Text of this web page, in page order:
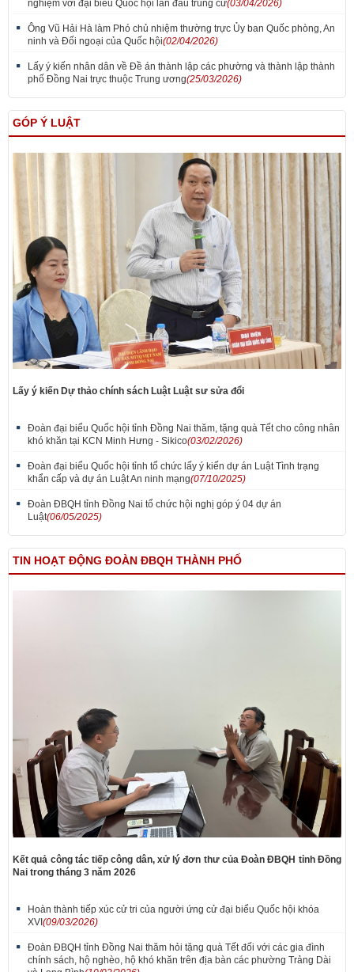
nghiệm với đại biểu Quốc hội lần đầu trúng cử(03/04/2026)
Ông Vũ Hải Hà làm Phó chủ nhiệm thường trực Ủy ban Quốc phòng, An
ninh và Đối ngoại của Quốc hội(02/04/2026)
Lấy ý kiến nhân dân về Đề án thành lập các phường và thành lập thành
phố Đồng Nai trực thuộc Trung ương(25/03/2026)
GÓP Ý LUẬT
Lấy ý kiến Dự thảo chính sách Luật Luật sư sửa đổi
Đoàn đại biểu Quốc hội tỉnh Đồng Nai thăm, tặng quà Tết cho công nhân
khó khăn tại KCN Minh Hưng - Sikico(03/02/2026)
Đoàn đại biểu Quốc hội tỉnh tổ chức lấy ý kiến dự án Luật Tình trạng
khẩn cấp và dự án Luật An ninh mạng(07/10/2025)
Đoàn ĐBQH tỉnh Đồng Nai tổ chức hội nghị góp ý 04 dự án
Luật(06/05/2025)
TIN HOẠT ĐỘNG ĐOÀN ĐBQH THÀNH PHỐ
Kết quả công tác tiếp công dân, xử lý đơn thư của Đoàn ĐBQH tỉnh Đồng
Nai trong tháng 3 năm 2026
Hoàn thành tiếp xúc cử tri của người ứng cử đại biểu Quốc hội khóa
XVI (09/03/2026)
Đoàn ĐBQH tỉnh Đồng Nai thăm hỏi tặng quà Tết đối với các gia đình
chính sách, hộ nghèo, hộ khó khăn trên địa bàn các phường Trảng Dài